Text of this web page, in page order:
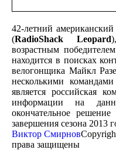
42-летний
(RadioShack Leopard
возрастным
находится в поисках
велогонщика Майкл
несколькими
является российская
информации на
окончательное
завершения сезона 2013
Виктор Смирнов
права защищены